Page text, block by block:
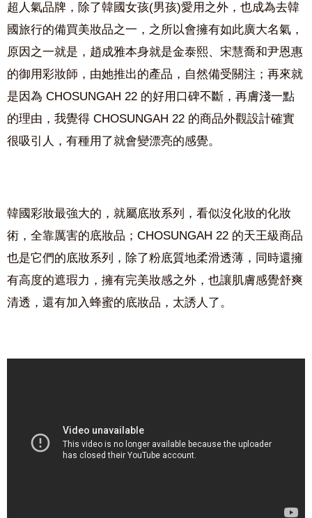
超人氣品牌，除了韓國女孩(男孩)愛用之外，也成為去韓
國旅行的備買美妝品之一，之所以會擁有如此廣大名氣，
原因之一就是，趙成雅本身就是金泰熙、宋慧喬和尹恩惠
的御用彩妝師，由她推出的產品，自然備受關注；再來就
是因為 CHOSUNGAH 22 的好用口碑不斷，再膚淺一點
的理由，我覺得 CHOSUNGAH 22 的商品外觀設計確實
很吸引人，有種用了就會變漂亮的感覺。
韓國彩妝最強大的，就屬底妝系列，看似沒化妝的化妝
術，全靠厲害的底妝品；CHOSUNGAH 22 的天王級商品
也是它們的底妝系列，除了粉底質地柔滑透薄，同時還擁
有高度的遮瑕力，擁有完美妝感之外，也讓肌膚感覺舒爽
清透，還有加入蜂蜜的底妝品，太誘人了。